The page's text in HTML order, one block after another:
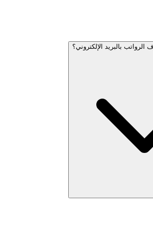
بالبريد الإلكتروني؟